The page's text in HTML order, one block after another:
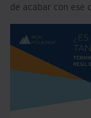
de acabar con ese